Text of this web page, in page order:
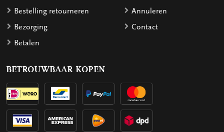
Bestelling retourneren
Bezorging
Betalen
Annuleren
Contact
BETROUWBAAR KOPEN